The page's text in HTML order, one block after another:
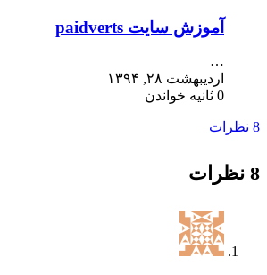
آموزش سایت paidverts
…
اردیبهشت ۲۸, ۱۳۹۴
0 ثانیه خواندن
8 نظرات
8 نظرات